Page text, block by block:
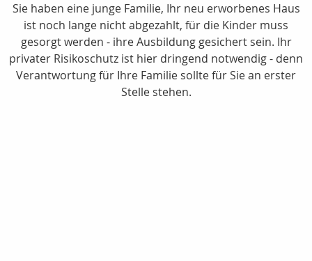
Sie haben eine junge Familie, Ihr neu erworbenes Haus
ist noch lange nicht abgezahlt, für die Kinder muss
gesorgt werden - ihre Ausbildung gesichert sein. Ihr
privater Risikoschutz ist hier dringend notwendig - denn
Verantwortung für Ihre Familie sollte für Sie an erster
Stelle stehen.